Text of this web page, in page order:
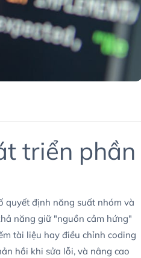
triển phần
quyết định năng suất nhóm và
năng giữ "nguồn cảm hứng"
tài liệu hay điều chỉnh coding
hồi khi sửa lỗi, và nâng cao